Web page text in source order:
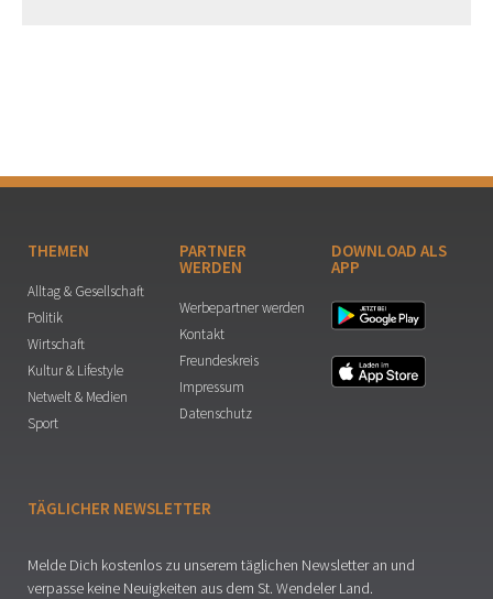
THEMEN
Alltag & Gesellschaft
Politik
Wirtschaft
Kultur & Lifestyle
Netwelt & Medien
Sport
PARTNER
WERDEN
Werbepartner werden
Kontakt
Freundeskreis
Impressum
Datenschutz
DOWNLOAD ALS
APP
TÄGLICHER NEWSLETTER
Melde Dich kostenlos zu unserem täglichen Newsletter an und
verpasse keine Neuigkeiten aus dem St. Wendeler Land.